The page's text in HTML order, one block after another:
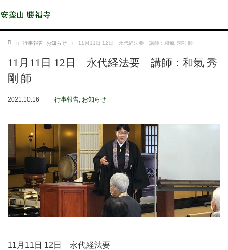
安養山 勝福寺
ホーム 行事報告 お知らせ 11月11日 12日 永代経法要 講師：和氣 秀剛 師
11月11日 12日 永代経法要 講師：和氣 秀
剛 師
2021.10.16 行事報告, お知らせ
11月11日 12日 永代経法要